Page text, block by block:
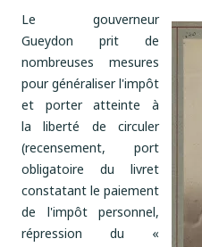
Le gouverneur
Gueydon prit de
nombreuses mesures
pour généraliser l'impôt
et porter atteinte à
la liberté de circuler
(recensement, port
obligatoire du livret
constatant le paiement
de l'impôt personnel,
répression du «